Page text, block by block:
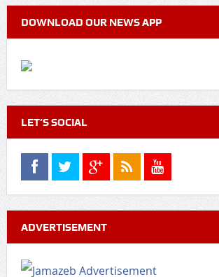
DOWNLOAD OUR NEWS APP
LET’S SOCIAL
ADVERTISEMENT